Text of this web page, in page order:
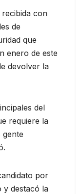
con
de
que
enero de este
devolver la
del
requiere la
por
y destacó la